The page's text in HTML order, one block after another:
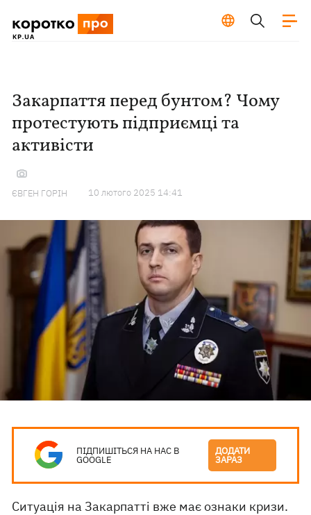
Закарпаття перед бунтом? Чому
протестують підприємці та
активісти
ЄВГЕН ГОРІН 10 лютого 2025 14:41
ПІДПИШІТЬСЯ НА НАС В
GOOGLE
ДОДАТИ
ЗАРАЗ
Ситуація на Закарпатті вже має ознаки кризи.